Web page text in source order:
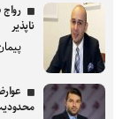
ناپذیر